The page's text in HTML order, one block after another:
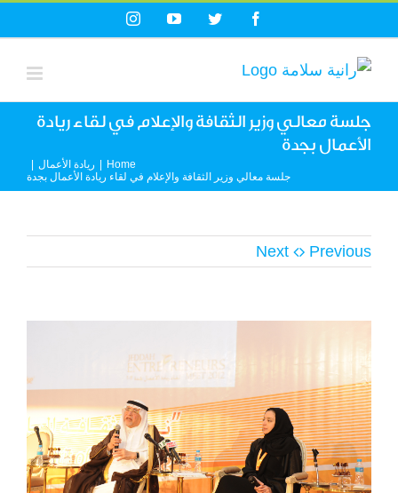
to
content
Facebook
Twitter
YouTube
Instagram
جلسة معالي وزير الثقافة والإعلام في لقاء ريادة
الأعمال بجدة
Home ريادة الأعمال
جلسة معالي وزير الثقافة والإعلام في لقاء ريادة الأعمال بجدة
Previous
Next
Larger
Image